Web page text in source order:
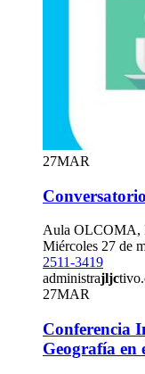
27MAR
Aula OLCOMA,
Miércoles 27 de
2511-3419
administrajljc
27MAR
Conferencia
Geografía